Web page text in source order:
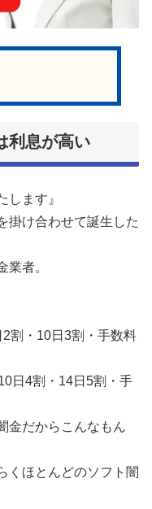
利息が高い
します』
掛け合わせて誕生した
業者。
割・10日3割・手数料
日4割・14日5割・手
金だからこんなもん
くほとんどのソフト闇